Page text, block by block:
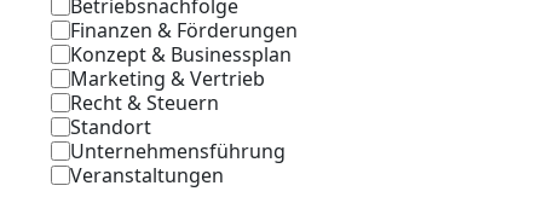
Betriebsnachfolge
Finanzen & Förderungen
Konzept & Businessplan
Marketing & Vertrieb
Recht & Steuern
Standort
Unternehmensführung
Veranstaltungen